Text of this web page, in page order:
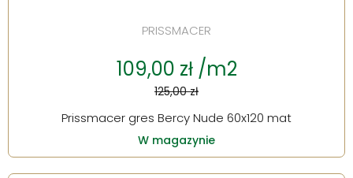
PRISSMACER
109,00 zł /m2
125,00 zł
Prissmacer gres Bercy Nude 60x120 mat
W magazynie